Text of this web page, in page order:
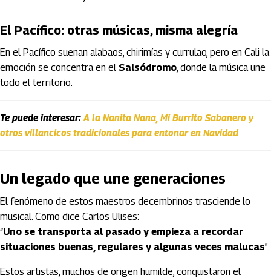
El Pacífico: otras músicas, misma alegría
En el Pacífico suenan alabaos, chirimías y currulao, pero en Cali la
emoción se concentra en el Salsódromo, donde la música une
todo el territorio.
Te puede interesar:A la Nanita Nana, Mi Burrito Sabanero y
otros villancicos tradicionales para entonar en Navidad
Un legado que une generaciones
El fenómeno de estos maestros decembrinos trasciende lo
musical. Como dice Carlos Ulises:
“Uno se transporta al pasado y empieza a recordar
situaciones buenas, regulares y algunas veces malucas”.
Estos artistas, muchos de origen humilde, conquistaron el